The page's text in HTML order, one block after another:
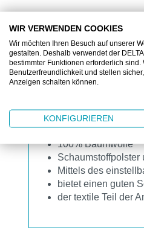
BESCHREIBUNG
Funktionelle
100% Baumwolle
Mittels des
bietet einen guten
der textile Teil der
WIR VERWENDEN COOKIES
Wir möchten Ihren Besuch auf unserer
gestalten. Deshalb verwendet der
bestimmter Funktionen erforderlich
Benutzerfreundlichkeit und stellen
Anzeigen schalten können.
KONFIGURIEREN